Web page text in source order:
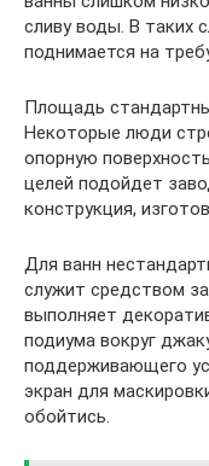
сливу воды. В таких
поднимается на
Площадь
Некоторые люди
опорную
целей подойдет
конструкция,
Для ванн
служит средством
выполняет
подиума вокруг
поддерживающего
экран для
обойтись.